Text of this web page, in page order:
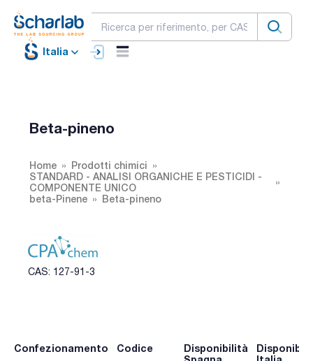
Italia
Beta-pineno
Home
Prodotti chimici
STANDARD - ANALISI ORGANICHE E PESTICIDI -
COMPONENTE UNICO
beta-Pinene
Beta-pineno
CAS: 127-91-3
Confezionamento Codice
Disponibilità